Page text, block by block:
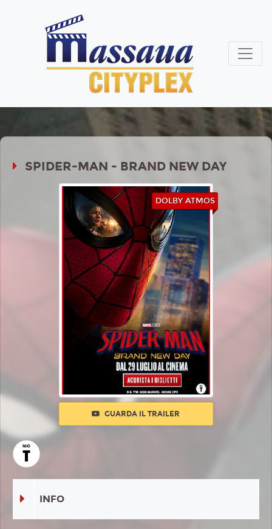
SPIDER-MAN - BRAND NEW DAY
DOLBY ATMOS
GUARDA IL TRAILER
INFO